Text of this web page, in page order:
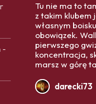
-
Tu nie ma to
z takim klubem
własnym
obowiązek.
pierwszego
koncentracja,
marsz w górę
darecki73